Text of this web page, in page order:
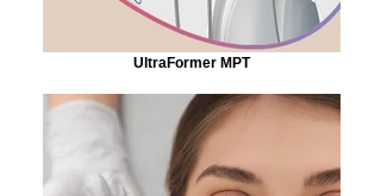
UltraFormer MPT